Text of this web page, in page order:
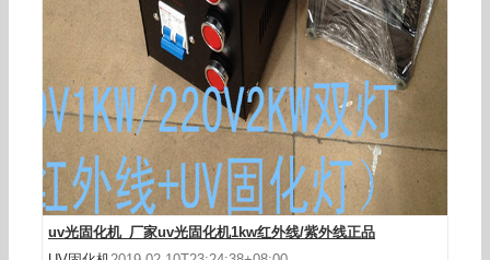
uv光固化机_厂家uv光固化机1kw红外线/紫外线正品